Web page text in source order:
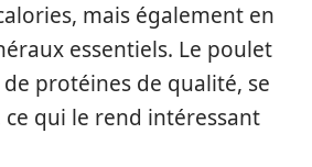
mais également en
essentiels. Le poulet
protéines de qualité, se
ce qui le rend intéressant